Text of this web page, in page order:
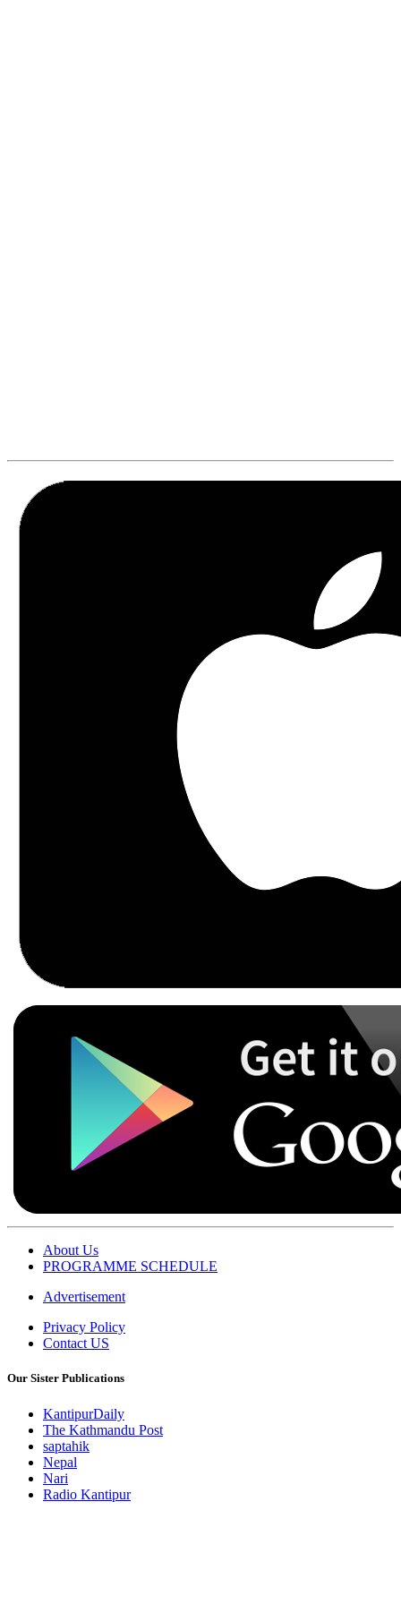
About Us
PROGRAMME SCHEDULE
Advertisement
Privacy Policy
Contact US
Our Sister Publications
KantipurDaily
The Kathmandu Post
saptahik
Nepal
Nari
Radio Kantipur